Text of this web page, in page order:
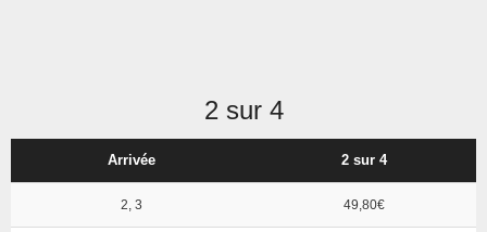
2 sur 4
Arrivée 2 sur 4
2, 3 49,80€